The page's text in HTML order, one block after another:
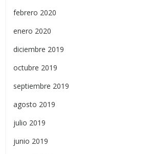
febrero 2020
enero 2020
diciembre 2019
octubre 2019
septiembre 2019
agosto 2019
julio 2019
junio 2019